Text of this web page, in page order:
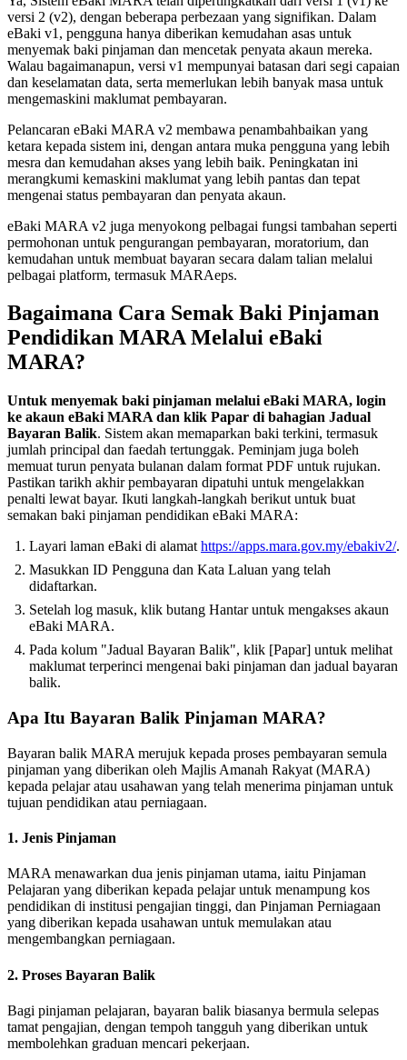
versi 2 (v2), dengan beberapa perbezaan yang signifikan. Dalam
eBaki v1, pengguna hanya diberikan kemudahan asas untuk
menyemak baki pinjaman dan mencetak penyata akaun mereka.
Walau bagaimanapun, versi v1 mempunyai batasan dari segi capaian
dan keselamatan data, serta memerlukan lebih banyak masa untuk
mengemaskini maklumat pembayaran.
Pelancaran eBaki MARA v2 membawa penambahbaikan yang
ketara kepada sistem ini, dengan antara muka pengguna yang lebih
mesra dan kemudahan akses yang lebih baik. Peningkatan ini
merangkumi kemaskini maklumat yang lebih pantas dan tepat
mengenai status pembayaran dan penyata akaun.
eBaki MARA v2 juga menyokong pelbagai fungsi tambahan seperti
permohonan untuk pengurangan pembayaran, moratorium, dan
kemudahan untuk membuat bayaran secara dalam talian melalui
pelbagai platform, termasuk MARAeps.
Bagaimana Cara Semak Baki Pinjaman
Pendidikan MARA Melalui eBaki
MARA?
Untuk menyemak baki pinjaman melalui eBaki MARA, login
ke akaun eBaki MARA dan klik Papar di bahagian Jadual
Bayaran Balik. Sistem akan memaparkan baki terkini, termasuk
jumlah principal dan faedah tertunggak. Peminjam juga boleh
memuat turun penyata bulanan dalam format PDF untuk rujukan.
Pastikan tarikh akhir pembayaran dipatuhi untuk mengelakkan
penalti lewat bayar. Ikuti langkah-langkah berikut untuk buat
semakan baki pinjaman pendidikan eBaki MARA:
Layari laman eBaki di alamat https://apps.mara.gov.my/ebakiv2/.
Masukkan ID Pengguna dan Kata Laluan yang telah
didaftarkan.
Setelah log masuk, klik butang Hantar untuk mengakses akaun
eBaki MARA.
Pada kolum "Jadual Bayaran Balik", klik [Papar] untuk melihat
maklumat terperinci mengenai baki pinjaman dan jadual bayaran
balik.
Apa Itu Bayaran Balik Pinjaman MARA?
Bayaran balik MARA merujuk kepada proses pembayaran semula
pinjaman yang diberikan oleh Majlis Amanah Rakyat (MARA)
kepada pelajar atau usahawan yang telah menerima pinjaman untuk
tujuan pendidikan atau perniagaan.
1. Jenis Pinjaman
MARA menawarkan dua jenis pinjaman utama, iaitu Pinjaman
Pelajaran yang diberikan kepada pelajar untuk menampung kos
pendidikan di institusi pengajian tinggi, dan Pinjaman Perniagaan
yang diberikan kepada usahawan untuk memulakan atau
mengembangkan perniagaan.
2. Proses Bayaran Balik
Bagi pinjaman pelajaran, bayaran balik biasanya bermula selepas
tamat pengajian, dengan tempoh tangguh yang diberikan untuk
membolehkan graduan mencari pekerjaan.